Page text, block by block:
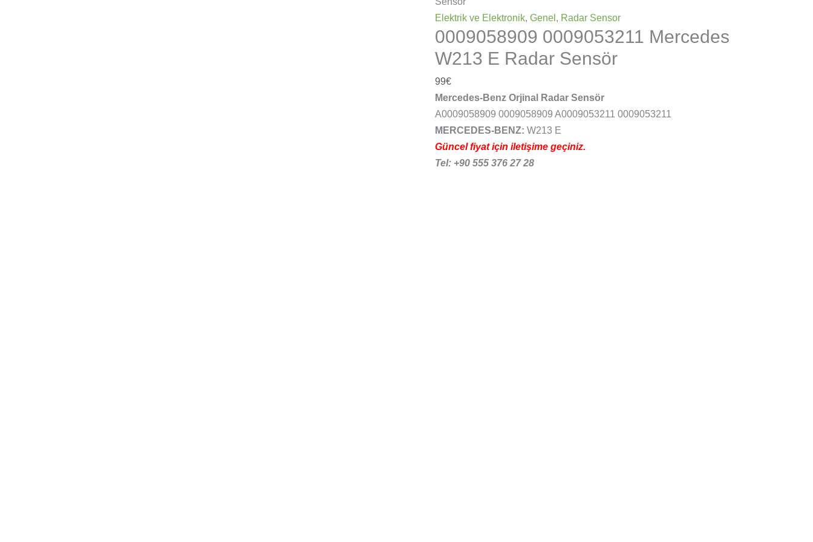
Elektrik ve Elektronik,Genel , Radar Sensor
0009058909 0009053211 Mercedes
W213 E Radar Sensör
99€
Mercedes-Benz Orjinal Radar Sensör
A0009058909 0009058909 A0009053211 0009053211
MERCEDES-BENZ: W213 E
Güncel fiyat için iletişime geçiniz.
Tel: +90 555 376 27 28